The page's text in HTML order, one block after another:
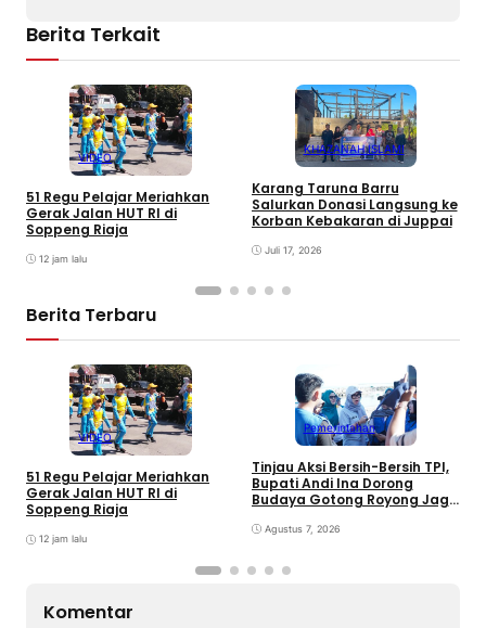
Berita Terkait
VIDEO
51 Regu Pelajar Meriahkan
Gerak Jalan HUT RI di
Soppeng Riaja
12 jam lalu
KHAZANAH ISLAMI
Karang Taruna Barru
Salurkan Donasi Langsung ke
Korban Kebakaran di Juppai
Juli 17, 2026
Berita Terbaru
VIDEO
51 Regu Pelajar Meriahkan
Gerak Jalan HUT RI di
Soppeng Riaja
12 jam lalu
Pemerintahan
Tinjau Aksi Bersih-Bersih TPI,
Bupati Andi Ina Dorong
Budaya Gotong Royong Jaga
Agustus 7, 2026
Komentar